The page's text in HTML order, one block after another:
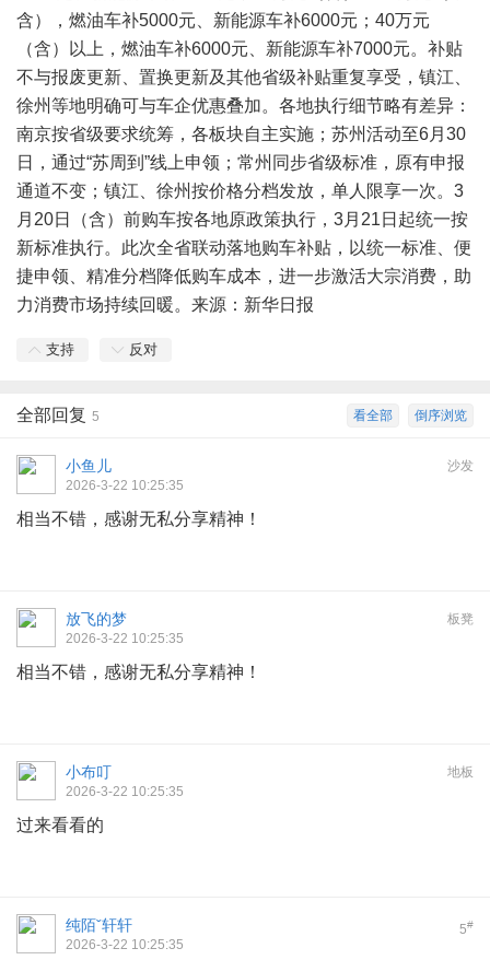
含），燃油车补5000元、新能源车补6000元；40万元
（含）以上，燃油车补6000元、新能源车补7000元。补贴
不与报废更新、置换更新及其他省级补贴重复享受，镇江、
徐州等地明确可与车企优惠叠加。各地执行细节略有差异：
南京按省级要求统筹，各板块自主实施；苏州活动至6月30
日，通过“苏周到”线上申领；常州同步省级标准，原有申报
通道不变；镇江、徐州按价格分档发放，单人限享一次。3
月20日（含）前购车按各地原政策执行，3月21日起统一按
新标准执行。此次全省联动落地购车补贴，以统一标准、便
捷申领、精准分档降低购车成本，进一步激活大宗消费，助
力消费市场持续回暖。来源：新华日报
支持 反对
倒序浏览
看全部
全部回复 5
沙发
小鱼儿
2026-3-22 10:25:35
相当不错，感谢无私分享精神！
板凳
放飞的梦
2026-3-22 10:25:35
相当不错，感谢无私分享精神！
地板
小布叮
2026-3-22 10:25:35
过来看看的
5#
纯陌ˇ轩轩
2026-3-22 10:25:35